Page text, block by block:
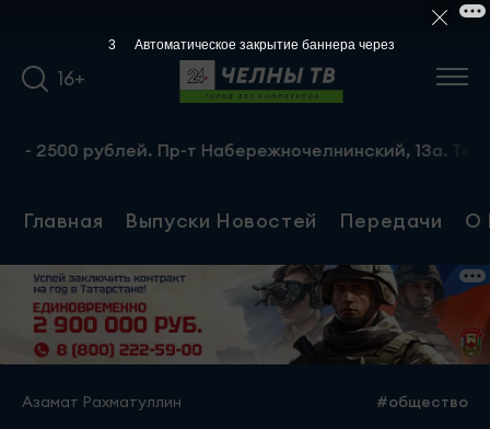
16+
Пр-т Набережночелнинский, 13а. Тел.: 8-951-
Главная Выпуски Новостей Передачи О
Азамат Рахматуллин #общество
3 Автоматическое закрытие баннера через